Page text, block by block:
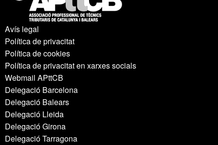
Avís legal
Política de privacitat
Política de cookies
Política de privacitat en xarxes socials
Webmail APttCB
Delegació Barcelona
Delegació Balears
Delegació Lleida
Delegació Girona
Delegació Tarragona